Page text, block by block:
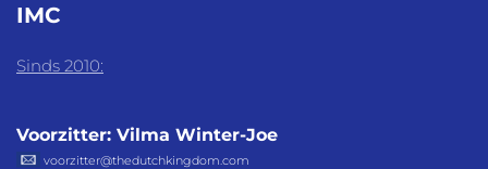
IMC
Sinds 2010:
Voorzitter: Vilma Winter-Joe
voorzitter@thedutchkingdom.com